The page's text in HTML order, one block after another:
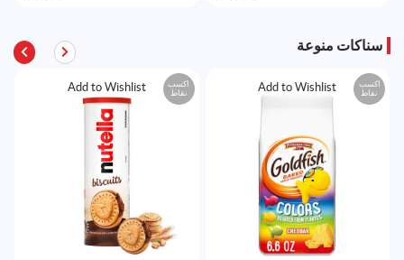
سناكات منوعة
Add to Wishlist
اكسب
نقاط
Add to Wishlist
اكسب
نقاط